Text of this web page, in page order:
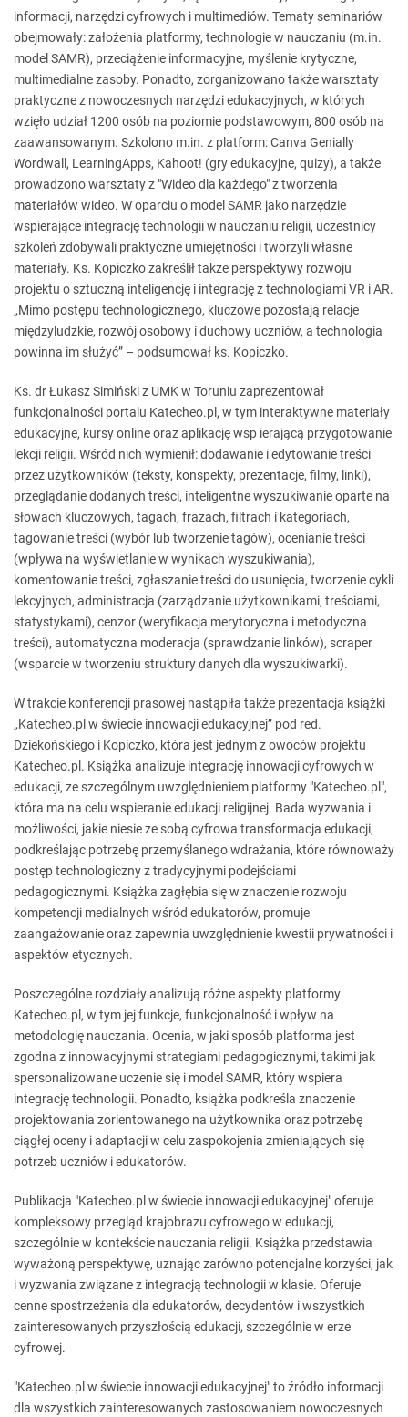
informacji, narzędzi cyfrowych i multimediów. Tematy seminariów
obejmowały: założenia platformy, technologie w nauczaniu (m.in.
model SAMR), przeciążenie informacyjne, myślenie krytyczne,
multimedialne zasoby. Ponadto, zorganizowano także warsztaty
praktyczne z nowoczesnych narzędzi edukacyjnych, w których
wzięło udział 1200 osób na poziomie podstawowym, 800 osób na
zaawansowanym. Szkolono m.in. z platform: Canva Genially
Wordwall, LearningApps, Kahoot! (gry edukacyjne, quizy), a także
prowadzono warsztaty z "Wideo dla każdego" z tworzenia
materiałów wideo. W oparciu o model SAMR jako narzędzie
wspierające integrację technologii w nauczaniu religii, uczestnicy
szkoleń zdobywali praktyczne umiejętności i tworzyli własne
materiały. Ks. Kopiczko zakreślił także perspektywy rozwoju
projektu o sztuczną inteligencję i integrację z technologiami VR i AR.
„Mimo postępu technologicznego, kluczowe pozostają relacje
międzyludzkie, rozwój osobowy i duchowy uczniów, a technologia
powinna im służyć” – podsumował ks. Kopiczko.
Ks. dr Łukasz Simiński z UMK w Toruniu zaprezentował
funkcjonalności portalu Katecheo.pl, w tym interaktywne materiały
edukacyjne, kursy online oraz aplikację wsp ierającą przygotowanie
lekcji religii. Wśród nich wymienił: dodawanie i edytowanie treści
przez użytkowników (teksty, konspekty, prezentacje, filmy, linki),
przeglądanie dodanych treści, inteligentne wyszukiwanie oparte na
słowach kluczowych, tagach, frazach, filtrach i kategoriach,
tagowanie treści (wybór lub tworzenie tagów), ocenianie treści
(wpływa na wyświetlanie w wynikach wyszukiwania),
komentowanie treści, zgłaszanie treści do usunięcia, tworzenie cykli
lekcyjnych, administracja (zarządzanie użytkownikami, treściami,
statystykami), cenzor (weryfikacja merytoryczna i metodyczna
treści), automatyczna moderacja (sprawdzanie linków), scraper
(wsparcie w tworzeniu struktury danych dla wyszukiwarki).
W trakcie konferencji prasowej nastąpiła także prezentacja książki
„Katecheo.pl w świecie innowacji edukacyjnej” pod red.
Dziekońskiego i Kopiczko, która jest jednym z owoców projektu
Katecheo.pl. Książka analizuje integrację innowacji cyfrowych w
edukacji, ze szczególnym uwzględnieniem platformy "Katecheo.pl",
która ma na celu wspieranie edukacji religijnej. Bada wyzwania i
możliwości, jakie niesie ze sobą cyfrowa transformacja edukacji,
podkreślając potrzebę przemyślanego wdrażania, które równoważy
postęp technologiczny z tradycyjnymi podejściami
pedagogicznymi. Książka zagłębia się w znaczenie rozwoju
kompetencji medialnych wśród edukatorów, promuje
zaangażowanie oraz zapewnia uwzględnienie kwestii prywatności i
aspektów etycznych.
Poszczególne rozdziały analizują różne aspekty platformy
Katecheo.pl, w tym jej funkcje, funkcjonalność i wpływ na
metodologię nauczania. Ocenia, w jaki sposób platforma jest
zgodna z innowacyjnymi strategiami pedagogicznymi, takimi jak
spersonalizowane uczenie się i model SAMR, który wspiera
integrację technologii. Ponadto, książka podkreśla znaczenie
projektowania zorientowanego na użytkownika oraz potrzebę
ciągłej oceny i adaptacji w celu zaspokojenia zmieniających się
potrzeb uczniów i edukatorów.
Publikacja "Katecheo.pl w świecie innowacji edukacyjnej" oferuje
kompleksowy przegląd krajobrazu cyfrowego w edukacji,
szczególnie w kontekście nauczania religii. Książka przedstawia
wyważoną perspektywę, uznając zarówno potencjalne korzyści, jak
i wyzwania związane z integracją technologii w klasie. Oferuje
cenne spostrzeżenia dla edukatorów, decydentów i wszystkich
zainteresowanych przyszłością edukacji, szczególnie w erze
cyfrowej.
"Katecheo.pl w świecie innowacji edukacyjnej" to źródło informacji
dla wszystkich zainteresowanych zastosowaniem nowoczesnych